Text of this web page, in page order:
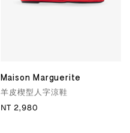
Maison Marguerite
羊皮楔型人字涼鞋
NT 2,980